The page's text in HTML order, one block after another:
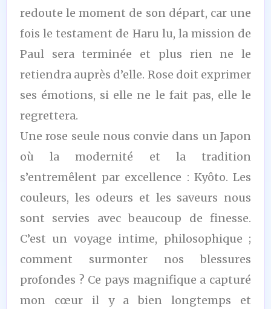
redoute le moment de son départ, car une
fois le testament de Haru lu, la mission de
Paul sera terminée et plus rien ne le
retiendra auprès d’elle. Rose doit exprimer
ses émotions, si elle ne le fait pas, elle le
regrettera.
Une rose seule nous convie dans un Japon
où la modernité et la tradition
s’entremêlent par excellence : Kyôto. Les
couleurs, les odeurs et les saveurs nous
sont servies avec beaucoup de finesse.
C’est un voyage intime, philosophique ;
comment surmonter nos blessures
profondes ? Ce pays magnifique a capturé
mon cœur il y a bien longtemps et